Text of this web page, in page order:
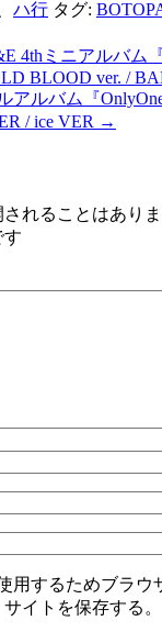
ハ行 タグ:
4thミニアルバム
BLOOD ver. /
アルバム『
/ ice VER →
れることはありま
す
用するためブラウ
イトを保存する。